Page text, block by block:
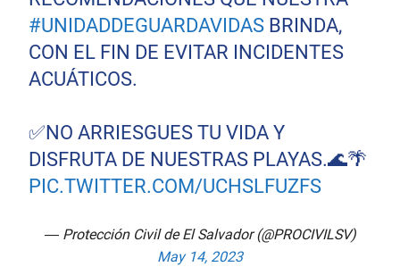
#UNIDADDEGUARDAVIDAS BRINDA,
CON EL FIN DE EVITAR INCIDENTES
ACUÁTICOS.
✅️NO ARRIESGUES TU VIDA Y
DISFRUTA DE NUESTRAS PLAYAS.🌊🌴
PIC.TWITTER.COM/UCHSLFUZFS
— Protección Civil de El Salvador (@PROCIVILSV)
May 14, 2023